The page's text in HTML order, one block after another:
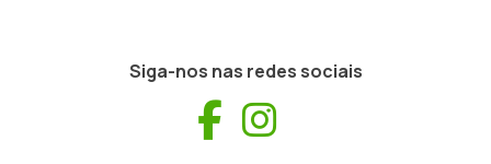
Siga-nos nas redes sociais
Facebook